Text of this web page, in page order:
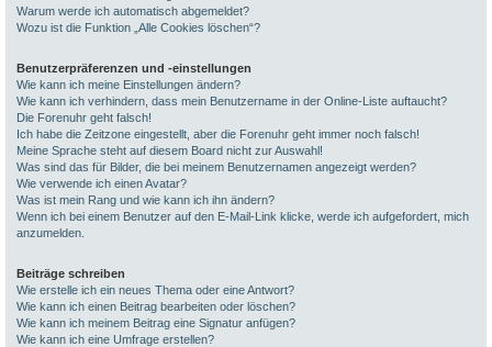
Warum werde ich automatisch abgemeldet?
Wozu ist die Funktion „Alle Cookies löschen“?
Benutzerpräferenzen und -einstellungen
Wie kann ich meine Einstellungen ändern?
Wie kann ich verhindern, dass mein Benutzername in der Online-Liste auftaucht?
Die Forenuhr geht falsch!
Ich habe die Zeitzone eingestellt, aber die Forenuhr geht immer noch falsch!
Meine Sprache steht auf diesem Board nicht zur Auswahl!
Was sind das für Bilder, die bei meinem Benutzernamen angezeigt werden?
Wie verwende ich einen Avatar?
Was ist mein Rang und wie kann ich ihn ändern?
Wenn ich bei einem Benutzer auf den E-Mail-Link klicke, werde ich aufgefordert, mich
anzumelden.
Beiträge schreiben
Wie erstelle ich ein neues Thema oder eine Antwort?
Wie kann ich einen Beitrag bearbeiten oder löschen?
Wie kann ich meinem Beitrag eine Signatur anfügen?
Wie kann ich eine Umfrage erstellen?